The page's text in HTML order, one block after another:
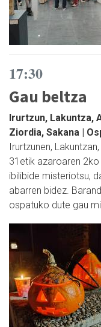
17:30
Gau beltza
Irurtzun, Lakuntza,
Ziordia, Sakana |
Irurtzunen,
31etik azaroaren
ibilibide misteriotsu,
abarren bidez.
ospatuko dute gau